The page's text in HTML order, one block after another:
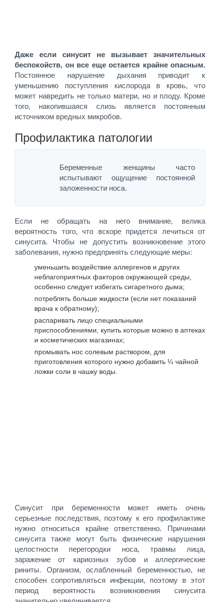
Даже если синусит не вызывает значительных
беспокойств, он все еще остается крайне опасным.
Постоянное нарушение дыхания приводит к
уменьшению поступления кислорода в кровь, что
может навредить не только матери, но и плоду. Кроме
того, накопившаяся слизь является постоянным
источником вредных микробов.
Профилактика патологии
Беременные женщины часто
испытывают ощущение постоянной
заложенности носа.
Если не обращать на него внимание, велика
вероятность того, что вскоре придется лечиться от
синусита. Чтобы не допустить возникновение этого
заболевания, нужно предпринять следующие меры:
уменьшить воздействие аллергенов и других
неблагоприятных факторов окружающей среды,
особенно следует избегать сигаретного дыма;
потреблять больше жидкости (если нет показаний
врача к обратному);
распаривать лицо специальными
приспособлениями, купить которые можно в аптеках
и косметических магазинах;
промывать нос солевым раствором, для
приготовления которого нужно добавить ¼ чайной
ложки соли в чашку воды.
Синусит при беременности может иметь очень
серьезные последствия, поэтому к его профилактике
нужно относиться крайне ответственно. Причинами
синусита также могут быть физические нарушения
целостности перегородки носа, травмы лица,
заражение от кариозных зубов и аллергические
риниты. Организм, ослабленный беременностью, не
способен сопротивляться инфекции, поэтому в этот
период вероятность возникновения синусита